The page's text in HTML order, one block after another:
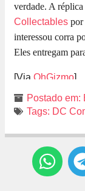
verdade. A
Collectables por
interessou corra
Eles entregam
[Via OhGizmo]
Postado em:
Tags: DC